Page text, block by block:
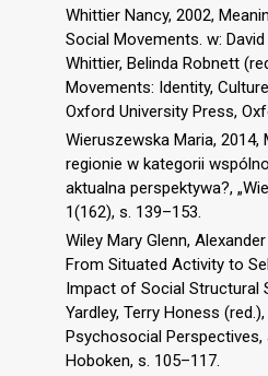
Whittier Nancy, 2002,
Social Movements. w:
Whittier, Belinda Robnett
Movements: Identity,
Oxford University Press,
Wieruszewska Maria, 2014,
regionie w kategorii
aktualna perspektywa?,
1(162), s. 139–153.
Wiley Mary Glenn,
From Situated Activity to
Impact of Social Structural
Yardley, Terry Honess
Psychosocial Perspectives,
Hoboken, s. 105–117.